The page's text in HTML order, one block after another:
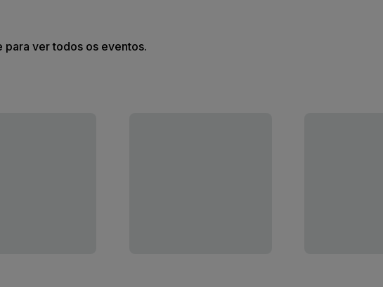
para ver todos os eventos.